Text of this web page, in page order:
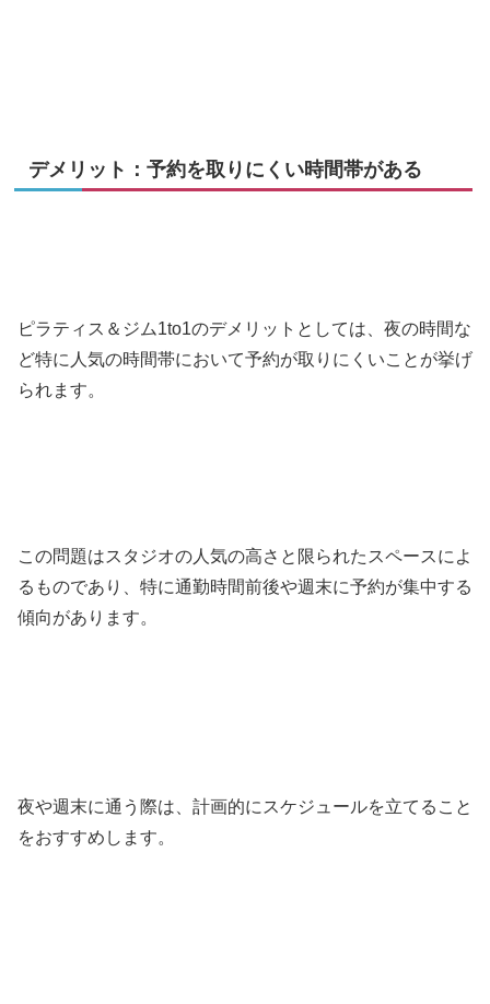
デメリット：予約を取りにくい時間帯がある
ピラティス＆ジム1to1のデメリットとしては、夜の時間な
ど特に人気の時間帯において予約が取りにくいことが挙げ
られます。
この問題はスタジオの人気の高さと限られたスペースによ
るものであり、特に通勤時間前後や週末に予約が集中する
傾向があります。
夜や週末に通う際は、計画的にスケジュールを立てること
をおすすめします。